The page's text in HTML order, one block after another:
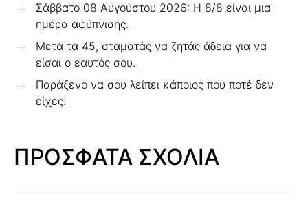
Σάββατο 08 Αυγούστου 2026: Η 8/8 είναι μια
ημέρα αφύπνισης.
Μετά τα 45, σταματάς να ζητάς άδεια για να
είσαι ο εαυτός σου.
Παράξενο να σου λείπει κάποιος που ποτέ δεν
είχες.
ΠΡΟΣΦΑΤΑ ΣΧΟΛΙΑ